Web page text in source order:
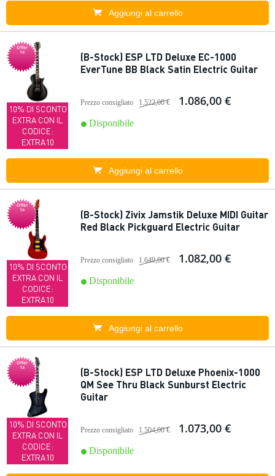
Aggiungi al carrello
Offer
ta
10% DI SCONTO
EXTRA CON IL
CODICE:
EXTRA10
(B-Stock) ESP LTD Deluxe EC-1000
EverTune BB Black Satin Electric Guitar
Prezzo consigliato 1.522,00 € 1.086,00 €
Disponibile
Aggiungi al carrello
Offer
ta
10% DI SCONTO
EXTRA CON IL
CODICE:
EXTRA10
(B-Stock) Zivix Jamstik Deluxe MIDI Guitar
Red Black Pickguard Electric Guitar
Prezzo consigliato 1.649,00 € 1.082,00 €
Disponibile
Aggiungi al carrello
Offer
ta
10% DI SCONTO
EXTRA CON IL
CODICE:
EXTRA10
(B-Stock) ESP LTD Deluxe Phoenix-1000
QM See Thru Black Sunburst Electric
Guitar
Prezzo consigliato 1.504,00 € 1.073,00 €
Disponibile